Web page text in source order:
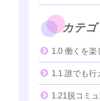
カテゴ
1.0 働くを楽
1.1 誰でも行
1.21脱コミ